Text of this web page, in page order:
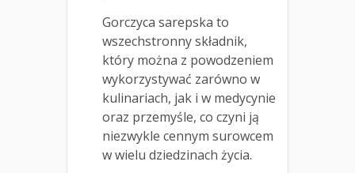
Gorczyca sarepska to
wszechstronny składnik,
który można z powodzeniem
wykorzystywać zarówno w
kulinariach, jak i w medycynie
oraz przemyśle, co czyni ją
niezwykle cennym surowcem
w wielu dziedzinach życia.